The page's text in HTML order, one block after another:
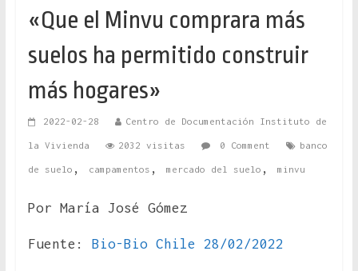
«Que el Minvu comprara más
suelos ha permitido construir
más hogares»
2022-02-28 Centro de Documentación Instituto de
la Vivienda 2032 visitas 0 Comment banco
de suelo , campamentos , mercado del suelo , minvu
Por María José Gómez
Fuente: Bio-Bio Chile 28/02/2022